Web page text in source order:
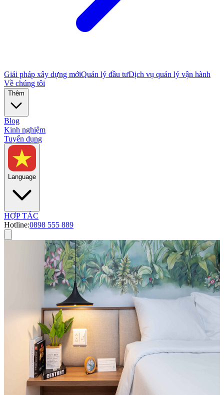
Giải pháp xây dựng mớiQuản lý đầu tưDịch vụ quản lý vận hành
Về chúng tôi
Thêm
Blog
Kinh nghiệm
Tuyển dụng
Language
HỢP TÁC
Hotline:0898 555 889